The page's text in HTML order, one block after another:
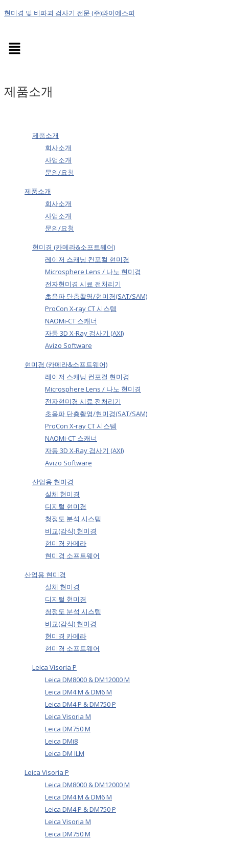
현미경 및 비파괴 검사기 전문 (주)와이에스피
Menu
제품소개
제품소개
회사소개
사업소개
문의/요청
제품소개
회사소개
사업소개
문의/요청
현미경 (카메라&소프트웨어)
레이저 스캐닝 컨포컬 현미경
Microsphere Lens / 나노 현미경
전자현미경 시료 전처리기
초음파 단층촬영/현미경(SAT/SAM)
ProCon X-ray CT 시스템
NAOMi-CT 스캐너
자동 3D X-Ray 검사기 (AXI)
Avizo Software
현미경 (카메라&소프트웨어)
레이저 스캐닝 컨포컬 현미경
Microsphere Lens / 나노 현미경
전자현미경 시료 전처리기
초음파 단층촬영/현미경(SAT/SAM)
ProCon X-ray CT 시스템
NAOMi-CT 스캐너
자동 3D X-Ray 검사기 (AXI)
Avizo Software
산업용 현미경
실체 현미경
디지털 현미경
청정도 분석 시스템
비교(감식) 현미경
현미경 카메라
현미경 소프트웨어
산업용 현미경
실체 현미경
디지털 현미경
청정도 분석 시스템
비교(감식) 현미경
현미경 카메라
현미경 소프트웨어
Leica Visoria P
Leica DM8000 & DM12000 M
Leica DM4 M & DM6 M
Leica DM4 P & DM750 P
Leica Visoria M
Leica DM750 M
Leica DMi8
Leica DM ILM
Leica Visoria P
Leica DM8000 & DM12000 M
Leica DM4 M & DM6 M
Leica DM4 P & DM750 P
Leica Visoria M
Leica DM750 M